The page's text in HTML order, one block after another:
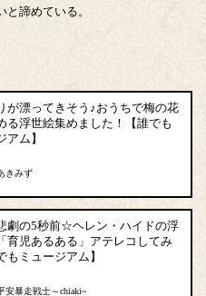
と諦めている。
が漂ってきそう♪おうちで梅の花
る浮世絵集めました！【誰でも
アム】
きみず
劇の5秒前☆ヘレン・ハイドの浮
育児あるある」アテレコしてみ
もミュージアム】
安暴走戦士～chiaki~